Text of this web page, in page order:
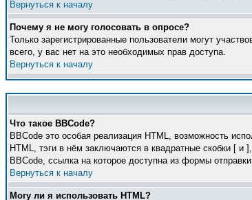
Вернуться к началу
Почему я не могу голосовать в опросе?
Только зарегистрированные пользователи могут
всего, у вас нет на это необходимых прав доступа.
Вернуться к началу
Что такое BBCode?
BBCode это особая реализация HTML, возможность
HTML, тэги в нём заключаются в квадратные скобки [
BBCode, ссылка на которое доступна из формы
Вернуться к началу
Могу ли я использовать HTML?